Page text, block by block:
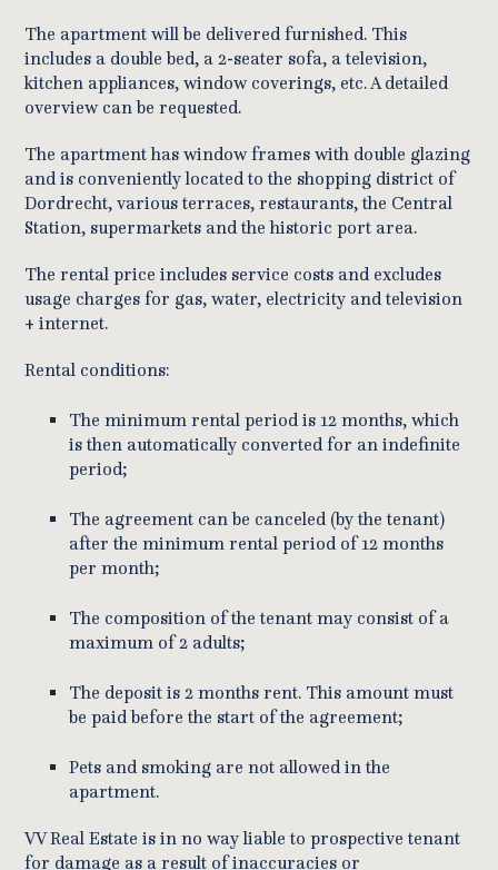
The apartment will be delivered furnished. This
includes a double bed, a 2-seater sofa, a television,
kitchen appliances, window coverings, etc. A detailed
overview can be requested.
The apartment has window frames with double glazing
and is conveniently located to the shopping district of
Dordrecht, various terraces, restaurants, the Central
Station, supermarkets and the historic port area.
The rental price includes service costs and excludes
usage charges for gas, water, electricity and television
+ internet.
Rental conditions:
The minimum rental period is 12 months, which
is then automatically converted for an indefinite
period;
The agreement can be canceled (by the tenant)
after the minimum rental period of 12 months
per month;
The composition of the tenant may consist of a
maximum of 2 adults;
The deposit is 2 months rent. This amount must
be paid before the start of the agreement;
Pets and smoking are not allowed in the
apartment.
VV Real Estate is in no way liable to prospective tenant
for damage as a result of inaccuracies or